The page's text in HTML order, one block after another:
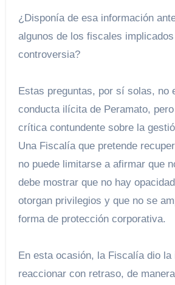
¿Disponía de esa información
algunos de los fiscales
controversia?
Estas preguntas, por sí solas, no
conducta ilícita de Peramato,
crítica contundente sobre la
Una Fiscalía que pretende
no puede limitarse a afirmar que
debe mostrar que no hay
otorgan privilegios y que no se
forma de protección corporativa.
En esta ocasión, la Fiscalía dio la
reaccionar con retraso, de